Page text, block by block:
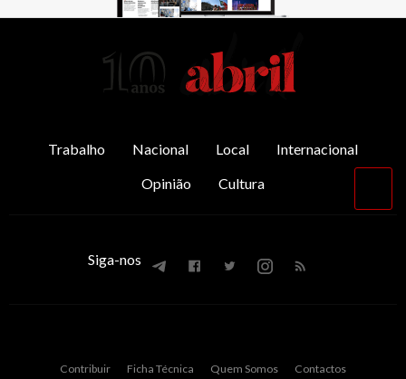
Trabalho Nacional Local
Internacional
Opinião
Cultura
Siga-nos
Contribuir Ficha Técnica Quem Somos Contactos